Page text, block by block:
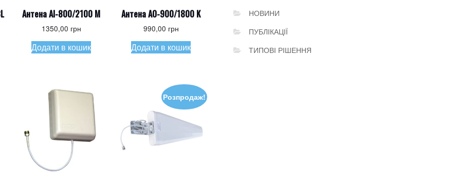
Антена AI-800/2100 M
1350,00 грн
Додати в кошик
Антена AO-900/1800 K
990,00 грн
Додати в кошик
Розпродаж!
НОВИНИ
ПУБЛІКАЦІЇ
ТИПОВІ РІШЕННЯ